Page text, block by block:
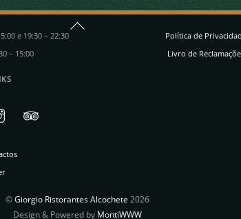
Back
e 19:30 – 22:30
– 15:00
Política de
Livro de
©Giorgio Ristorantes Alcochete 2026
Design & Powered by MontiWWW